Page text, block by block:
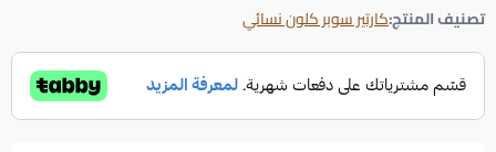
تصنيف المنتج:كارتير سوبر كلون نسائي